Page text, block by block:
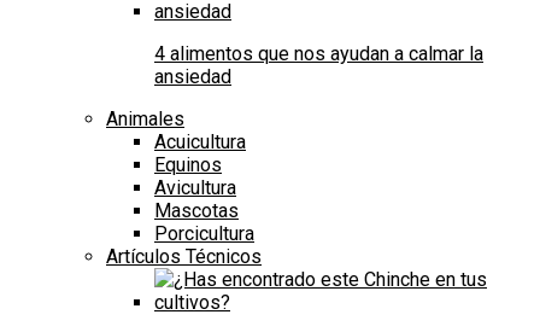
4 alimentos que nos ayudan a calmar la
ansiedad
Animales
Acuicultura
Equinos
Avicultura
Mascotas
Porcicultura
Artículos Técnicos